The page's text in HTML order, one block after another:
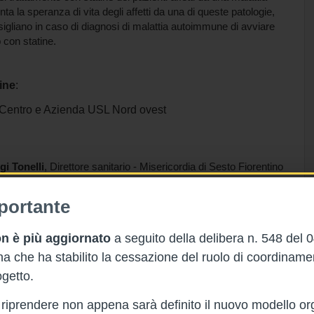
è più aggiornato a seguito della delibera n. 548 del
che ha stabilito la cessazione del ruolo di
non appena sarà definito il nuovo modello
la speranza di vita degli affetti da una di queste patologie,
in caso di diagnosi di malattia autoimmune di avviare
con statine.
:
e Azienda USL Nord ovest
Tonelli, Direttore sanitario - Misericordia di Sesto Fiorentino